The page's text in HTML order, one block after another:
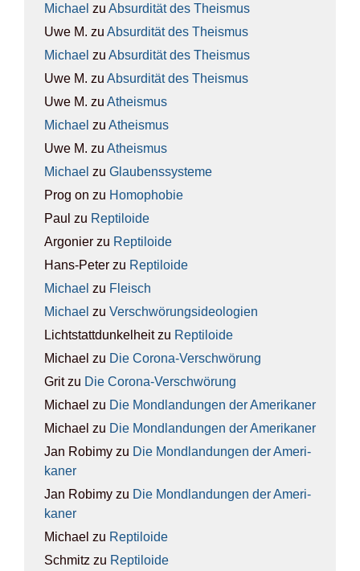
Michael zu Absur­di­tät des The­is­mus
Uwe M. zu Absur­di­tät des The­is­mus
Michael zu Absur­di­tät des The­is­mus
Uwe M. zu Absur­di­tät des The­is­mus
Uwe M. zu Athe­is­mus
Michael zu Athe­is­mus
Uwe M. zu Athe­is­mus
Michael zu Glau­bens­sys­te­me
Prog on zu Homo­pho­bie
Paul zu Rep­ti­lo­ide
Argonier zu Rep­ti­lo­ide
Hans-Peter zu Rep­ti­lo­ide
Michael zu Fleisch
Michael zu Ver­schwö­rungs­ideo­lo­gien
Lichtstattdunkelheitzu Rep­ti­lo­ide
Michael zu Die Coro­na-Ver­schwö­rung
Gritzu Die Coro­na-Ver­schwö­rung
Michael zu Die Mond­lan­dun­gen der Ame­ri­ka­ner
Michael zu Die Mond­lan­dun­gen der Ame­ri­ka­ner
Jan Robimy zu Die Mond­lan­dun­gen der Ame­ri­
ka­ner
Jan Robimy zu Die Mond­lan­dun­gen der Ame­ri­
ka­ner
Michael zu Rep­ti­lo­ide
Schmitz zu Rep­ti­lo­ide